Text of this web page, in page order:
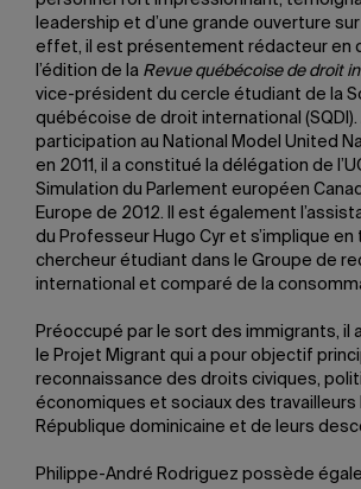
leadership et d’une grande ouverture
effet, il est présentement rédacteur en
l’édition de la Revue québécoise de droit
vice-président du cercle étudiant de la
québécoise de droit international (SQDI).
participation au National Model United
en 2011, il a constitué la délégation de
Simulation du Parlement européen
Europe de 2012. Il est également
du Professeur Hugo Cyr et s’implique en
chercheur étudiant dans le Groupe de
international et comparé de la
Préoccupé par le sort des immigrants, il
le Projet Migrant qui a pour objectif
reconnaissance des droits civiques,
économiques et sociaux des travailleurs
République dominicaine et de leurs
Philippe-André Rodriguez possède